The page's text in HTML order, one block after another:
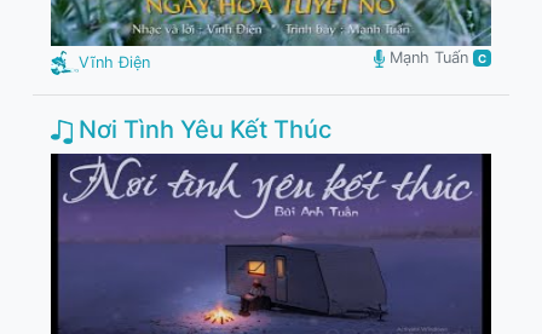
Vĩnh Điện Mạnh Tuấn C
Nơi Tình Yêu Kết Thúc